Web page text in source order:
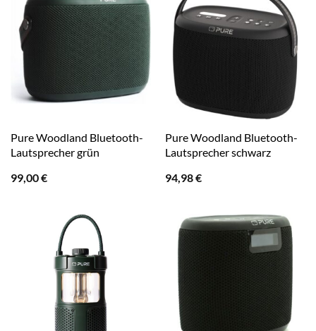
Pure Woodland Bluetooth-
Lautsprecher grün
99,00€
Pure Woodland Bluetooth-
Lautsprecher schwarz
94,98€